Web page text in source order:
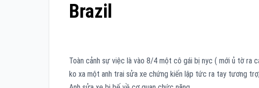
Brazil
Toàn cảnh sự việc là vào 8/4 một cô gái bị nyc ( mới ủ tờ
ko xa một anh trai sửa xe chứng kiến lập tức ra tay tương